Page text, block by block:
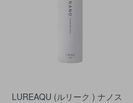
LUREAQU (ルリーク ) ナノス